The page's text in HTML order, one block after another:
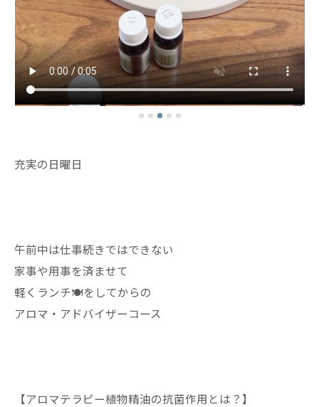
充実の日曜日
午前中は仕事続きではできない
家事や用事を済ませて
軽くランチ🍽️をしてからの
アロマ・アドバイザーコース
【アロマテラピー植物精油の抗菌作用とは？】